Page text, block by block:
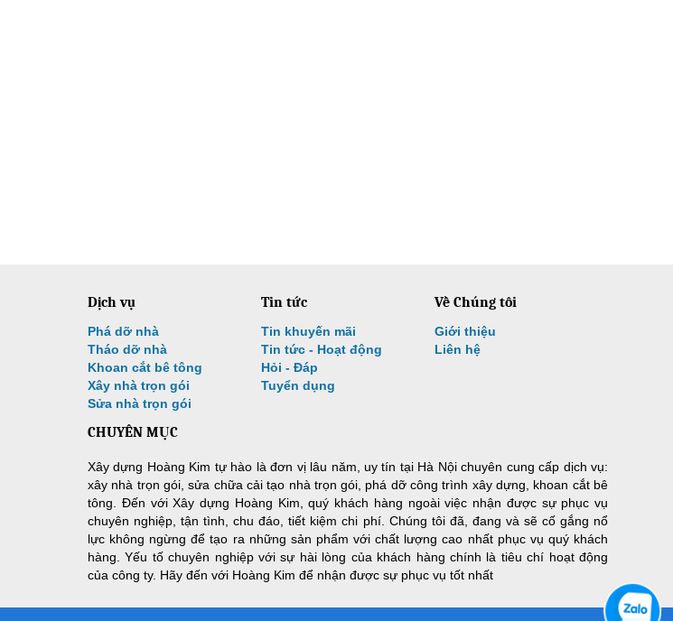
Dịch vụ
Phá dỡ nhà
Tháo dỡ nhà
Khoan cắt bê tông
Xây nhà trọn gói
Sửa nhà trọn gói
Tin tức
Tin khuyến mãi
Tin tức - Hoạt động
Hỏi - Đáp
Tuyển dụng
Về Chúng tôi
Giới thiệu
Liên hệ
CHUYÊN MỤC
Xây dựng Hoàng Kim tự hào là đơn vị lâu năm, uy tín tại Hà Nội chuyên cung cấp dịch vụ:
xây nhà trọn gói, sửa chữa cải tạo nhà trọn gói, phá dỡ công trình xây dựng, khoan cắt bê
tông. Đến với Xây dựng Hoàng Kim, quý khách hàng ngoài việc nhận được sự phục vụ
chuyên nghiệp, tận tình, chu đáo, tiết kiệm chi phí. Chúng tôi đã, đang và sẽ cố gắng nổ
lực không ngừng để tạo ra những sản phẩm với chất lượng cao nhất phục vụ quý khách
hàng. Yếu tố chuyên nghiệp với sự hài lòng của khách hàng chính là tiêu chí hoạt động
của công ty. Hãy đến với Hoàng Kim để nhận được sự phục vụ tốt nhất